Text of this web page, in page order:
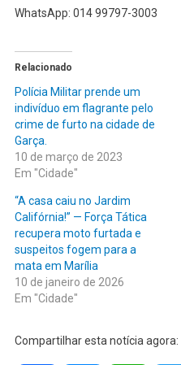
WhatsApp: 014 99797-3003
Relacionado
Polícia Militar prende um
indivíduo em flagrante pelo
crime de furto na cidade de
Garça.
10 de março de 2023
Em "Cidade"
“A casa caiu no Jardim
Califórnia!” — Força Tática
recupera moto furtada e
suspeitos fogem para a
mata em Marília
10 de janeiro de 2026
Em "Cidade"
Compartilhar esta notícia agora: